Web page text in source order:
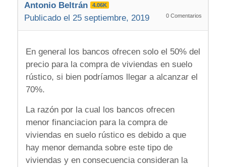
Antonio Beltrán 4.06K
Publicado el 25 septiembre, 2019 0 Comentarios
En general los bancos ofrecen solo el 50% del
precio para la compra de viviendas en suelo
rústico, si bien podríamos llegar a alcanzar el
70%.
La razón por la cual los bancos ofrecen
menor financiacion para la compra de
viviendas en suelo rústico es debido a que
hay menor demanda sobre este tipo de
viviendas y en consecuencia consideran la